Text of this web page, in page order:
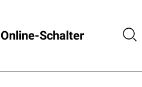
Online-Schalter